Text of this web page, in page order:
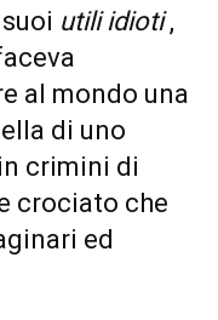
utili idioti,
al mondo una
di uno
crimini di
crociato che
ed